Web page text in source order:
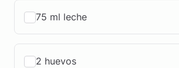
75 ml leche
2 huevos